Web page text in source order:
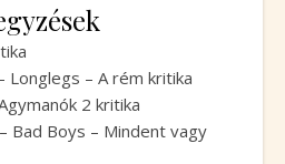
– A rém kritika
2 kritika
Bad Boys – Mindent vagy